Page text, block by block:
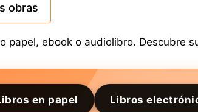
obras
papel, ebook o audiolibro. Descubre
en papel Libros